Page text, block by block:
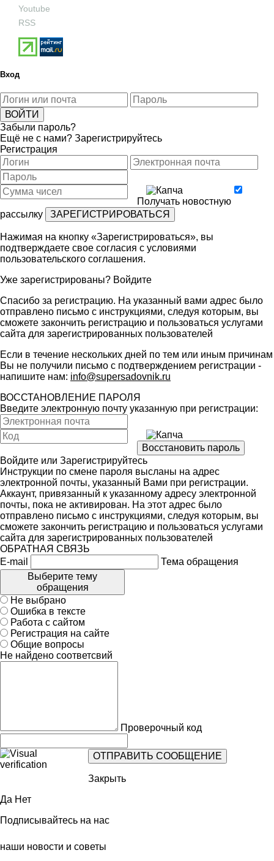
Youtube
RSS
Вход
Забыли пароль?
Ещё не с нами? Зарегистрируйтесь
Регистрация
Получать новостную
рассылку
Нажимая на кнопку «Зарегистрироваться», вы
подтверждаете свое согласия с условиями
пользовательского соглашения.
Уже зарегистрированы? Войдите
Спасибо за регистрацию. На указанный вами адрес было
отправлено письмо с инструкциями, следуя которым, вы
сможете закончить регистрацию и пользоваться услугами
сайта для зарегистрированных пользователей
Если в течение нескольких дней по тем или иным причинам
Вы не получили письмо с подтверждением регистрации -
напишите нам: info@supersadovnik.ru
ВОССТАНОВЛЕНИЕ ПАРОЛЯ
Введите электронную почту указанную при регистрации:
Войдите или Зарегистрируйтесь
Инструкции по смене пароля высланы на адрес
электронной почты, указанный Вами при регистрации.
Аккаунт, привязанный к указанному адресу электронной
почты, пока не активирован. На этот адрес было
отправлено письмо с инструкциями, следуя которым, вы
сможете закончить регистрацию и пользоваться услугами
сайта для зарегистрированных пользователей
ОБРАТНАЯ СВЯЗЬ
E-mail
Тема обращения
Выберите тему
обращения
Не выбрано
Ошибка в тексте
Работа с сайтом
Регистрация на сайте
Общие вопросы
Не найдено соответсвий
Проверочный код
Закрыть
Да Нет
Подписывайтесь на нас
наши новости и советы